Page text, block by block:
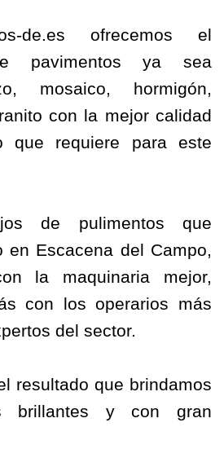
de.es ofrecemos el
pavimentos ya sea
mosaico, hormigón,
con la mejor calidad
que requiere para este
de pulimentos que
en Escacena del Campo,
la maquinaria mejor,
con los operarios más
del sector.
resultado que brindamos
brillantes y con gran